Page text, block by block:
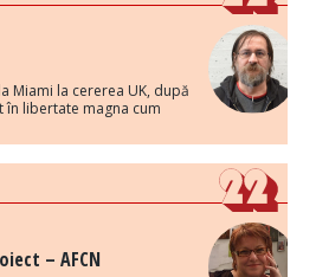
Miami la cererea UK, după
în libertate magna cum
– AFCN